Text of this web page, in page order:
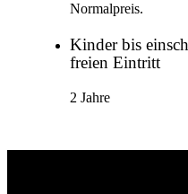
Normalpreis.
Kinder bis
freien Eintritt
2 Jahre